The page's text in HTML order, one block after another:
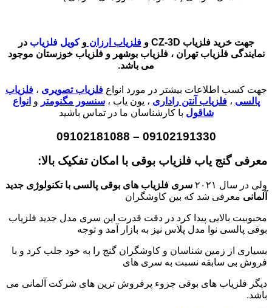
جهت خرید فلزیاب CZ-3D و فلزیاب ارزانوکویل فلزیاب در
نمایندگی فلزیاب تهران ، فلزیاب بوشهر و فلزیاب خوزستان موجود
می باشد.
جهت کسب اطلاعات بیشتر در مورد انواعفلزیاب تصویری ،فلزیاب
پالسی ،فلزیاب آنتن راداری ، یون یاب ،سنسور مگنومتر و انواع
شاقول با کارشناسان ما در تماس باشید
09102191330 – 09102181088
معرفی گنج یاب فلزیاب بوقی با امکان تفکیک بالا:
ولی در سال ۲۰۲۱
سری فلزیاب های بوقی پالسی با تکنولوژی جدید
آلمانی معرفی شد که بین کاوشگران
محبوبیت بالایی پیدا کرد در دقت قدرت این سری مدل جدید فلزیاب
بوقی پالسی نوا مدل پلاس نیز به بازار آمد و توجه
بسیاری از زمین شناسان و کاوشگران گنج را به خود جلب کرد و با
فروش بی سابقه نسبت به سری های
دیگر فلزیاب های بوقی جزوء پرفروش ترین های شرکت آلمانی می
باشد.